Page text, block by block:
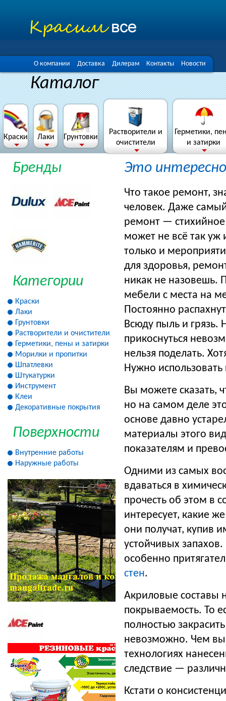
О компании Доставка Дилерам Контакты Новости
Каталог
Краски Лаки Грунтовки
Растворители и
очистители
Герметики,
и затирки
Бренды
Категории
Краски
Лаки
Грунтовки
Растворители и очистители
Герметики, пены и затирки
Морилки и пропитки
Шпатлевки
Штукатурки
Инструмент
Клеи
Декоративные покрытия
Поверхности
Внутренние работы
Наружные работы
Это
Что такое ремонт,
человек. Даже
ремонт — стихийное
может не всё так уж
только и
для здоровья,
никак не назовешь.
мебели с места на
Постоянно
Всюду пыль и грязь.
прикоснуться
нельзя поделать.
Нужно
Вы можете сказать,
но на самом деле
основе давно
материалы этого
показателям и
Одними из самых
вдаваться в
прочесть об этом в
интересует, какие
они получат, купив
устойчивых
особенно
стен.
Акриловые составы
покрываемость. То
полностью
невозможно. Чем вы
технологиях
следствие —
Кстати о